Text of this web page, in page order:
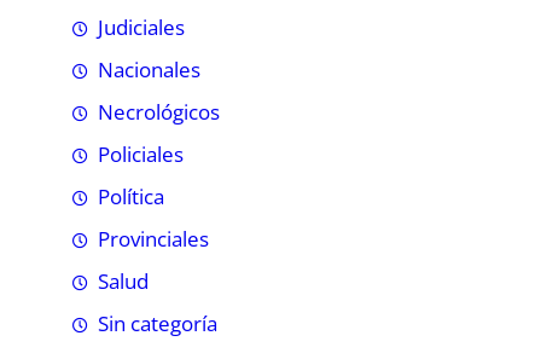
Judiciales
Nacionales
Necrológicos
Policiales
Política
Provinciales
Salud
Sin categoría